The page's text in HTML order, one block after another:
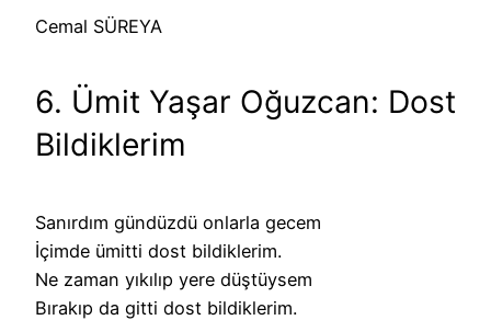
Cemal SÜREYA
6. Ümit Yaşar Oğuzcan: Dost
Bildiklerim
Sanırdım gündüzdü onlarla gecem
İçimde ümitti dost bildiklerim.
Ne zaman yıkılıp yere düştüysem
Bırakıp da gitti dost bildiklerim.